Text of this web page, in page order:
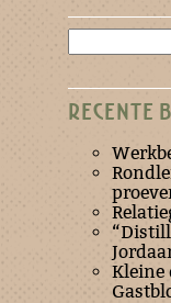
naar:
RECENTE
Kleine